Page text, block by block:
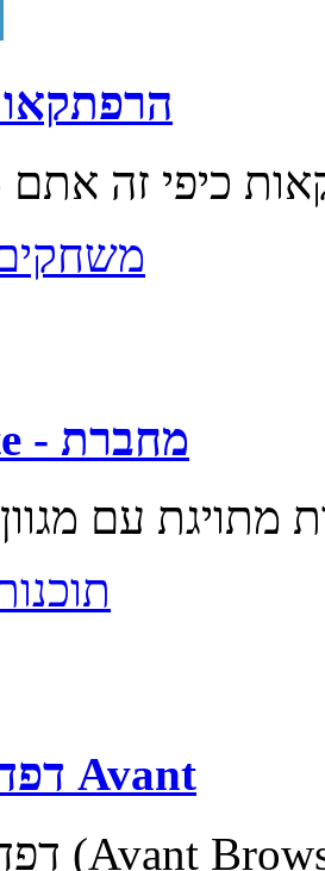
KeyNote - מחברת
דפדפן אוונט Avant